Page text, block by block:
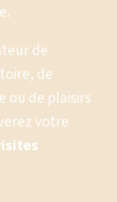
de
de
ou de plaisirs
votre